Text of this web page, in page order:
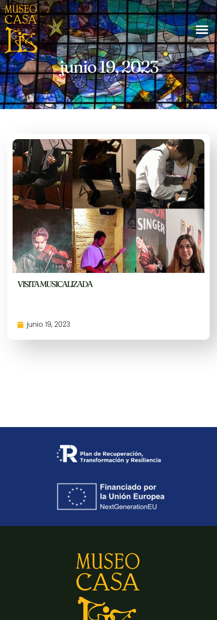
junio 19, 2023
VISITA MUSICALIZADA
junio 19, 2023